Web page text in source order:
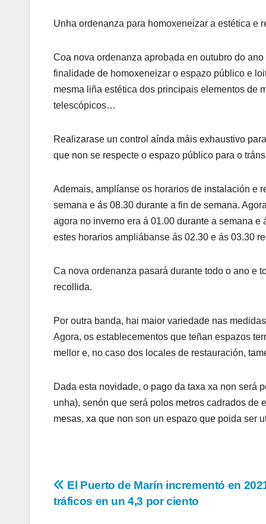
Unha ordenanza para homoxeneizar a estética e
Coa nova ordenanza aprobada en outubro do
finalidade de homoxeneizar o espazo público e
mesma liña estética dos principais elementos de
telescópicos…
Realizarase un control aínda máis exhaustivo
que non se respecte o espazo público para o
Ademais, amplíanse os horarios de instalación e
semana e ás 08.30 durante a fin de semana.
agora no inverno era á 01.00 durante a semana
estes horarios ampliábanse ás 02.30 e ás 03.30
Ca nova ordenanza pasará durante todo o ano e
recollida.
Por outra banda, hai maior variedade nas
Agora, os establecementos que teñan espazos
mellor e, no caso dos locales de restauración,
Dada esta novidade, o pago da taxa xa non será
unha), senón que será polos metros cadrados
mesas, xa que non son un espazo que poida ser
Navegación
El Puerto de Marín incrementó en
tráficos en un 4,3 por ciento